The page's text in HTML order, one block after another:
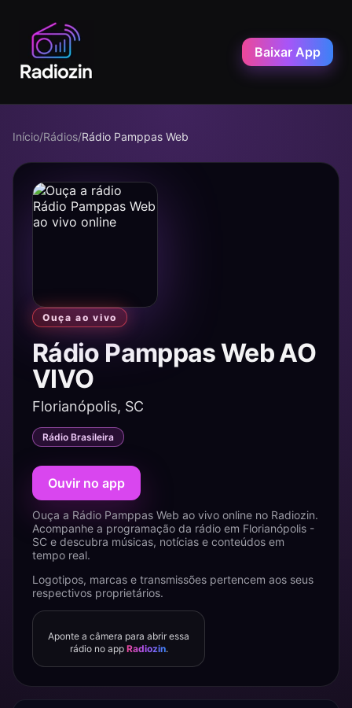
Baixar App
Início/Rádios/Rádio Pamppas Web
Ouça ao vivo
Rádio Pamppas Web AO
VIVO
Florianópolis, SC
Rádio Brasileira
Ouvir no app
Ouça a Rádio Pamppas Web ao vivo online no Radiozin.
Acompanhe a programação da rádio em Florianópolis -
SC e descubra músicas, notícias e conteúdos em
tempo real.
Logotipos, marcas e transmissões pertencem aos seus
respectivos proprietários.
Aponte a câmera para abrir essa
rádio no app Radiozin.